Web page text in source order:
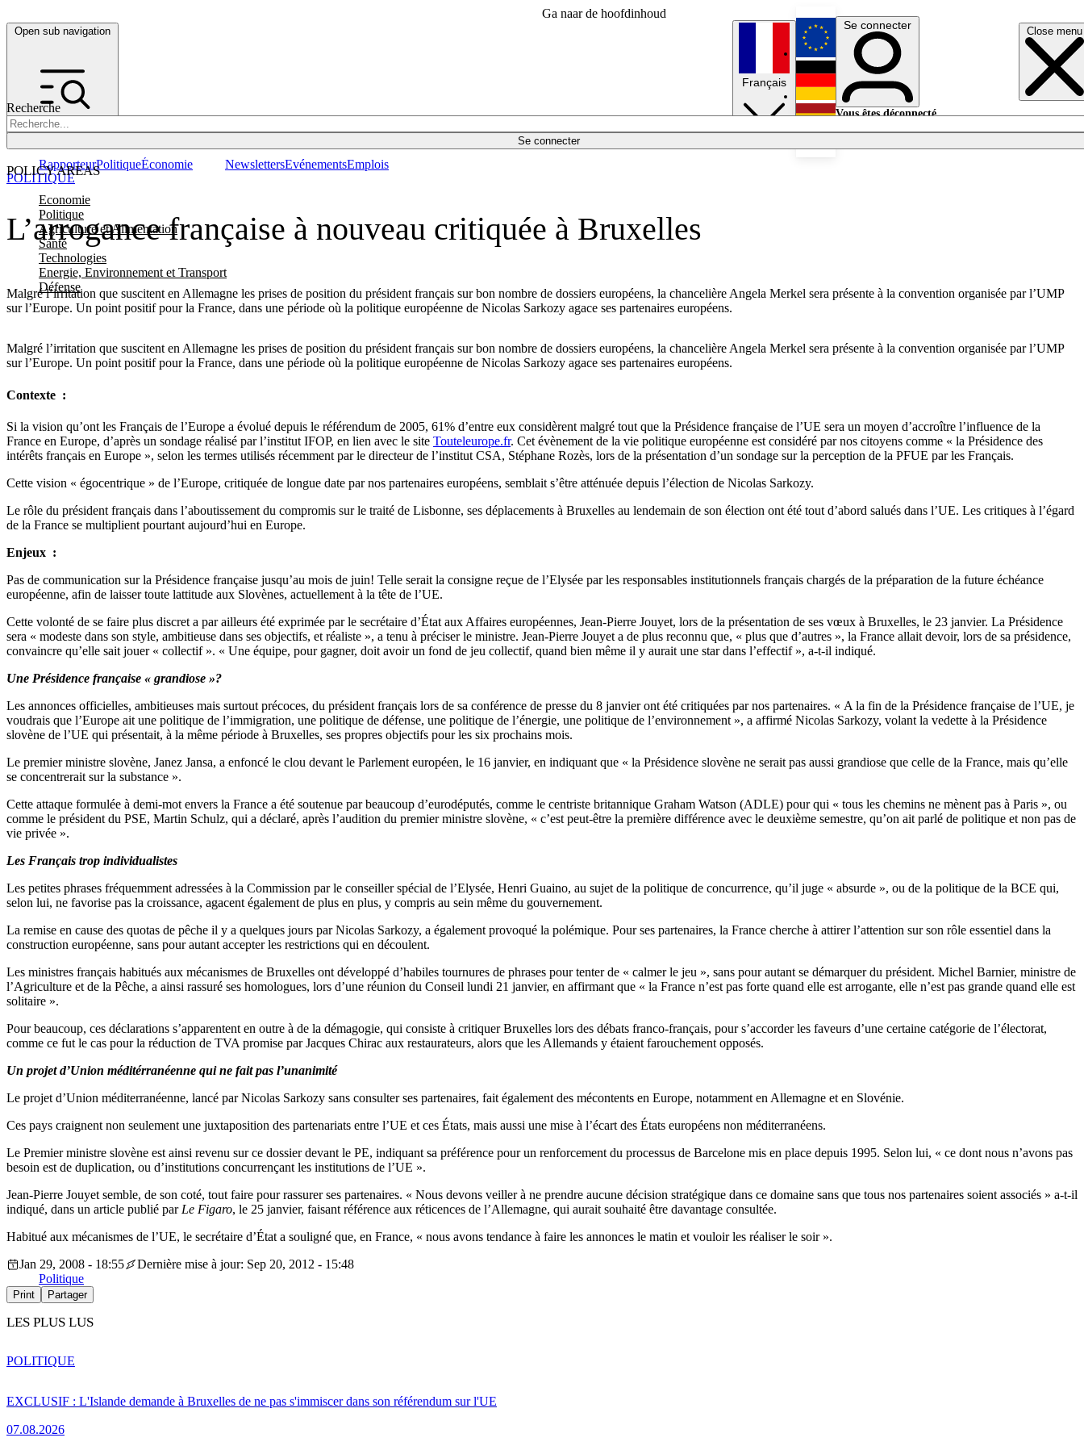
Ga naar de hoofdinhoud
Open sub navigation Close menu
Recherche
Se connecter
POLICY AREAS
Economie
Politique
Agriculture et Alimentation
Santé
Technologies
Energie, Environnement et Transport
Défense
RapporteurPolitiqueÉconomie NewslettersEvénementsEmplois
Français
English
Deutsch
Se connecter
Vous êtes déconnecté.
L’arrogance française à nouveau critiquée à Bruxelles
Malgré l’irritation que suscitent en Allemagne les prises de position du président français sur bon nombre de dossiers européens, la chancelière Angela Merkel sera présente à la convention organisée par l’UMP
sur l’Europe. Un point positif pour la France, dans une période où la politique européenne de Nicolas Sarkozy agace ses partenaires européens.
POLITIQUE
Malgré l’irritation que suscitent en Allemagne les prises de position du président français sur bon nombre de dossiers européens, la chancelière Angela Merkel sera présente à la convention organisée par l’UMP
sur l’Europe. Un point positif pour la France, dans une période où la politique européenne de Nicolas Sarkozy agace ses partenaires européens.
Contexte :
Si la vision qu’ont les Français de l’Europe a évolué depuis le référendum de 2005, 61% d’entre eux considèrent malgré tout que la Présidence française de l’UE sera un moyen d’accroître l’influence de la
France en Europe, d’après un sondage réalisé par l’institut IFOP, en lien avec le site Touteleurope.fr. Cet évènement de la vie politique européenne est considéré par nos citoyens comme « la Présidence des
intérêts français en Europe », selon les termes utilisés récemment par le directeur de l’institut CSA, Stéphane Rozès, lors de la présentation d’un sondage sur la perception de la PFUE par les Français.
Cette vision « égocentrique » de l’Europe, critiquée de longue date par nos partenaires européens, semblait s’être atténuée depuis l’élection de Nicolas Sarkozy.
Le rôle du président français dans l’aboutissement du compromis sur le traité de Lisbonne, ses déplacements à Bruxelles au lendemain de son élection ont été tout d’abord salués dans l’UE. Les critiques à l’égard
de la France se multiplient pourtant aujourd’hui en Europe.
Enjeux :
Pas de communication sur la Présidence française jusqu’au mois de juin! Telle serait la consigne reçue de l’Elysée par les responsables institutionnels français chargés de la préparation de la future échéance
européenne, afin de laisser toute lattitude aux Slovènes, actuellement à la tête de l’UE.
Cette volonté de se faire plus discret a par ailleurs été exprimée par le secrétaire d’État aux Affaires européennes, Jean-Pierre Jouyet, lors de la présentation de ses vœux à Bruxelles, le 23 janvier. La Présidence
sera « modeste dans son style, ambitieuse dans ses objectifs, et réaliste », a tenu à préciser le ministre. Jean-Pierre Jouyet a de plus reconnu que, « plus que d’autres », la France allait devoir, lors de sa présidence,
convaincre qu’elle sait jouer « collectif ». « Une équipe, pour gagner, doit avoir un fond de jeu collectif, quand bien même il y aurait une star dans l’effectif », a-t-il indiqué.
Une Présidence française « grandiose »?
Les annonces officielles, ambitieuses mais surtout précoces, du président français lors de sa conférence de presse du 8 janvier ont été critiquées par nos partenaires. « A la fin de la Présidence française de l’UE, je
voudrais que l’Europe ait une politique de l’immigration, une politique de défense, une politique de l’énergie, une politique de l’environnement », a affirmé Nicolas Sarkozy, volant la vedette à la Présidence
slovène de l’UE qui présentait, à la même période à Bruxelles, ses propres objectifs pour les six prochains mois.
Le premier ministre slovène, Janez Jansa, a enfoncé le clou devant le Parlement européen, le 16 janvier, en indiquant que « la Présidence slovène ne serait pas aussi grandiose que celle de la France, mais qu’elle
se concentrerait sur la substance ».
Cette attaque formulée à demi-mot envers la France a été soutenue par beaucoup d’eurodéputés, comme le centriste britannique Graham Watson (ADLE) pour qui « tous les chemins ne mènent pas à Paris », ou
comme le président du PSE, Martin Schulz, qui a déclaré, après l’audition du premier ministre slovène, « c’est peut-être la première différence avec le deuxième semestre, qu’on ait parlé de politique et non pas de
vie privée ».
Les Français trop individualistes
Les petites phrases fréquemment adressées à la Commission par le conseiller spécial de l’Elysée, Henri Guaino, au sujet de la politique de concurrence, qu’il juge « absurde », ou de la politique de la BCE qui,
selon lui, ne favorise pas la croissance, agacent également de plus en plus, y compris au sein même du gouvernement.
La remise en cause des quotas de pêche il y a quelques jours par Nicolas Sarkozy, a également provoqué la polémique. Pour ses partenaires, la France cherche à attirer l’attention sur son rôle essentiel dans la
construction européenne, sans pour autant accepter les restrictions qui en découlent.
Les ministres français habitués aux mécanismes de Bruxelles ont développé d’habiles tournures de phrases pour tenter de « calmer le jeu », sans pour autant se démarquer du président. Michel Barnier, ministre de
l’Agriculture et de la Pêche, a ainsi rassuré ses homologues, lors d’une réunion du Conseil lundi 21 janvier, en affirmant que « la France n’est pas forte quand elle est arrogante, elle n’est pas grande quand elle est
solitaire ».
Pour beaucoup, ces déclarations s’apparentent en outre à de la démagogie, qui consiste à critiquer Bruxelles lors des débats franco-français, pour s’accorder les faveurs d’une certaine catégorie de l’électorat,
comme ce fut le cas pour la réduction de TVA promise par Jacques Chirac aux restaurateurs, alors que les Allemands y étaient farouchement opposés.
Un projet d’Union méditérranéenne qui ne fait pas l’unanimité
Le projet d’Union méditerranéenne, lancé par Nicolas Sarkozy sans consulter ses partenaires, fait également des mécontents en Europe, notamment en Allemagne et en Slovénie.
Ces pays craignent non seulement une juxtaposition des partenariats entre l’UE et ces États, mais aussi une mise à l’écart des États européens non méditerranéens.
Le Premier ministre slovène est ainsi revenu sur ce dossier devant le PE, indiquant sa préférence pour un renforcement du processus de Barcelone mis en place depuis 1995. Selon lui, « ce dont nous n’avons pas
besoin est de duplication, ou d’institutions concurrençant les institutions de l’UE ».
Jean-Pierre Jouyet semble, de son coté, tout faire pour rassurer ses partenaires. « Nous devons veiller à ne prendre aucune décision stratégique dans ce domaine sans que tous nos partenaires soient associés » a-t-il
indiqué, dans un article publié par Le Figaro, le 25 janvier, faisant référence aux réticences de l’Allemagne, qui aurait souhaité être davantage consultée.
Habitué aux mécanismes de l’UE, le secrétaire d’État a souligné que, en France, « nous avons tendance à faire les annonces le matin et vouloir les réaliser le soir ».
Jan 29, 2008 - 18:55
Dernière mise à jour: Sep 20, 2012 - 15:48
Politique
Print Partager
LES PLUS LUS
EXCLUSIF : L'Islande demande à Bruxelles de ne pas s'immiscer dans son référendum sur l'UE
07.08.2026
POLITIQUE